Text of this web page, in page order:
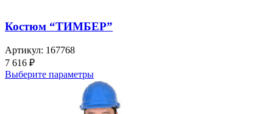
Костюм “ТИМБЕР”
Артикул: 167768
7 616 ₽
Выберите параметры